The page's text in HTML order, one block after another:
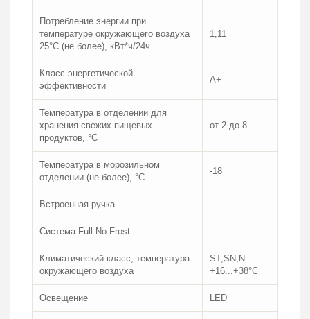
Потребление энергии при
температуре окружающего воздуха
25°C (не более), кВт*ч/24ч
1,11
Класс энергетической
эффективности
A+
Температура в отделении для
хранения свежих пищевых
продуктов, °C
от 2 до 8
Температура в морозильном
отделении (не более), °C
-18
Встроенная ручка
Система Full No Frost
Климатический класс, температура
окружающего воздуха
ST,SN,N
+16...+38°C
Освещение LED